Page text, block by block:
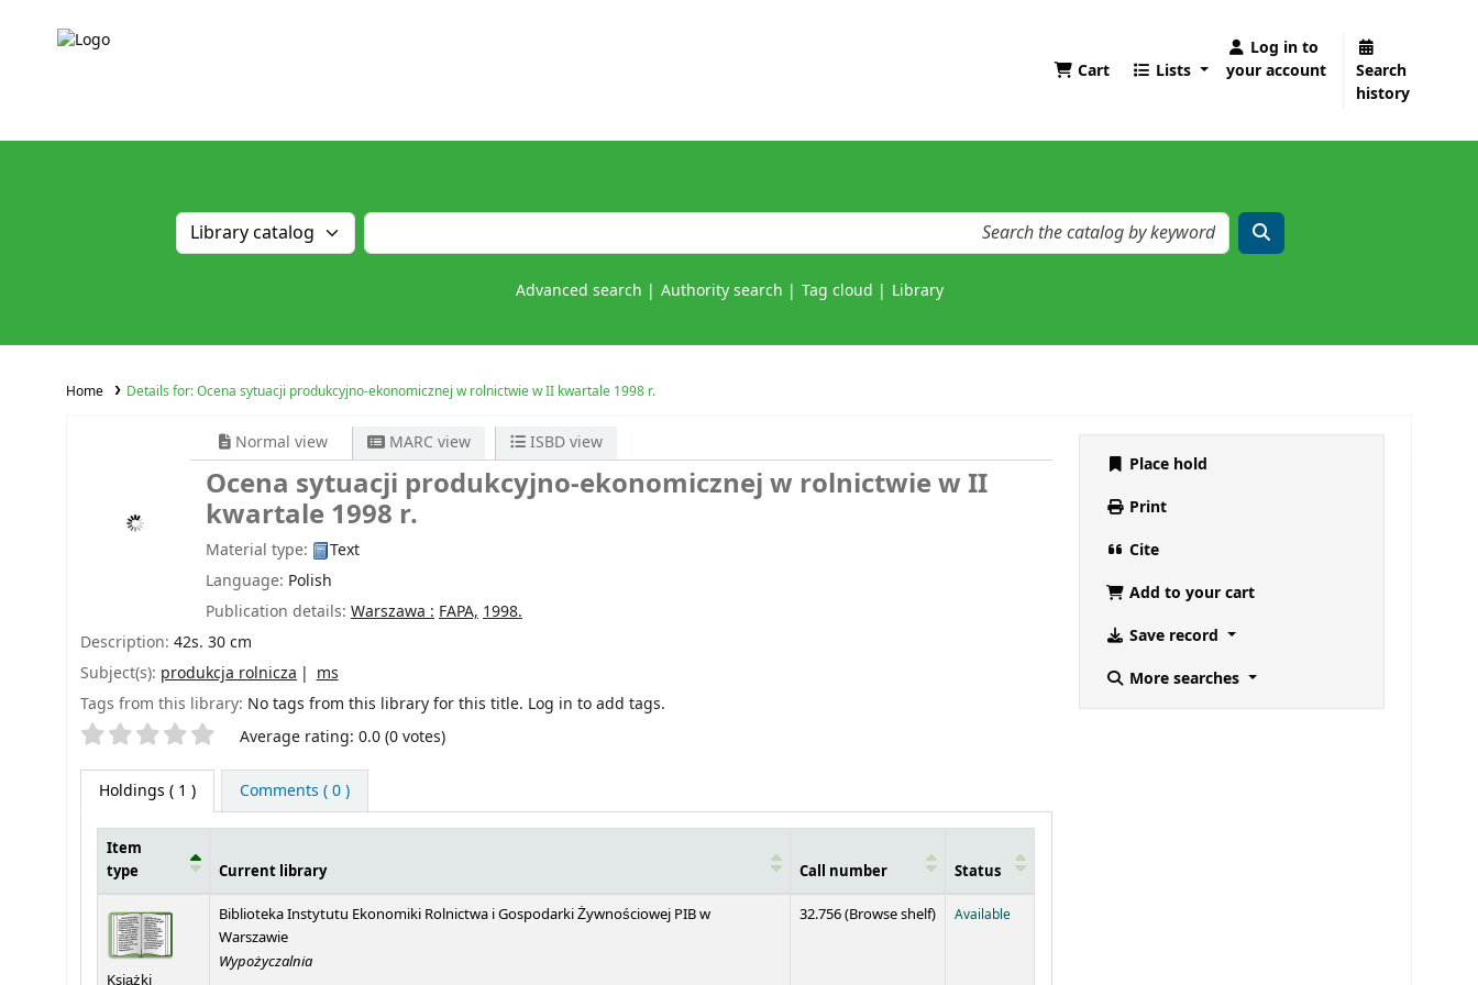
Cart Lists
Log in to
your account
Search
history
Advanced search Authority search Tag cloud Library
Home Details for:Ocena sytuacji produkcyjno-ekonomicznej w rolnictwie w II kwartale 1998 r.
Normal view MARC view ISBD view
Ocena sytuacji produkcyjno-ekonomicznej w rolnictwie w II
kwartale 1998 r.
Material type:
Text
Language: Polish
Publication details: Warszawa : FAPA, 1998.
Description: 42s. 30 cm
Subject(s): produkcja rolnicza
ms
Tags from this library: No tags from this library for this title. Log in to add tags.
Star ratings Average rating: 0.0 (0 votes)
Holdings ( 1 ) Comments ( 0 )
Item
type
Current library Call number Status
Książki
Biblioteka Instytutu Ekonomiki Rolnictwa i Gospodarki Żywnościowej PIB w
Warszawie
Wypożyczalnia
32.756 (Browse shelf(Opens below)
) Available
Place hold
Print
Cite
Add to your cart
Save record
More searches